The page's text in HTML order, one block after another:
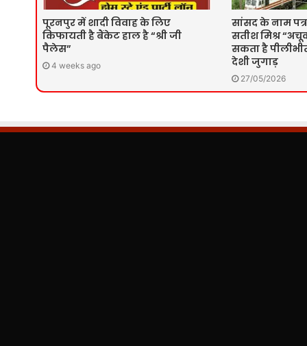
पूरनपुर में शादी विवाह के लिए
किफायती है बैंकेट हाल है “श्री जी
पैलेस”
4 weeks ago
सांसद के नाम
सतीश मिश्र
सकता है
देशी जुगाड़
27/05/2026